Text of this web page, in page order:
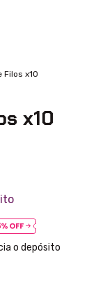
Filos x10
x10
o depósito